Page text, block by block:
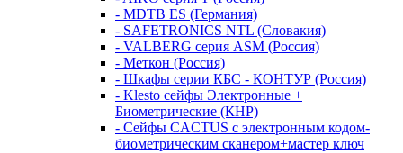
- MDTB ES (Германия)
- SAFETRONICS NTL (Словакия)
- VALBERG серия ASM (Россия)
- Меткон (Россия)
- Шкафы серии КБС - КОНТУР (Россия)
- Klesto сейфы Электронные +
Биометрические (КНР)
- Сейфы CACTUS с электронным кодом-
биометрическим сканером+мастер ключ